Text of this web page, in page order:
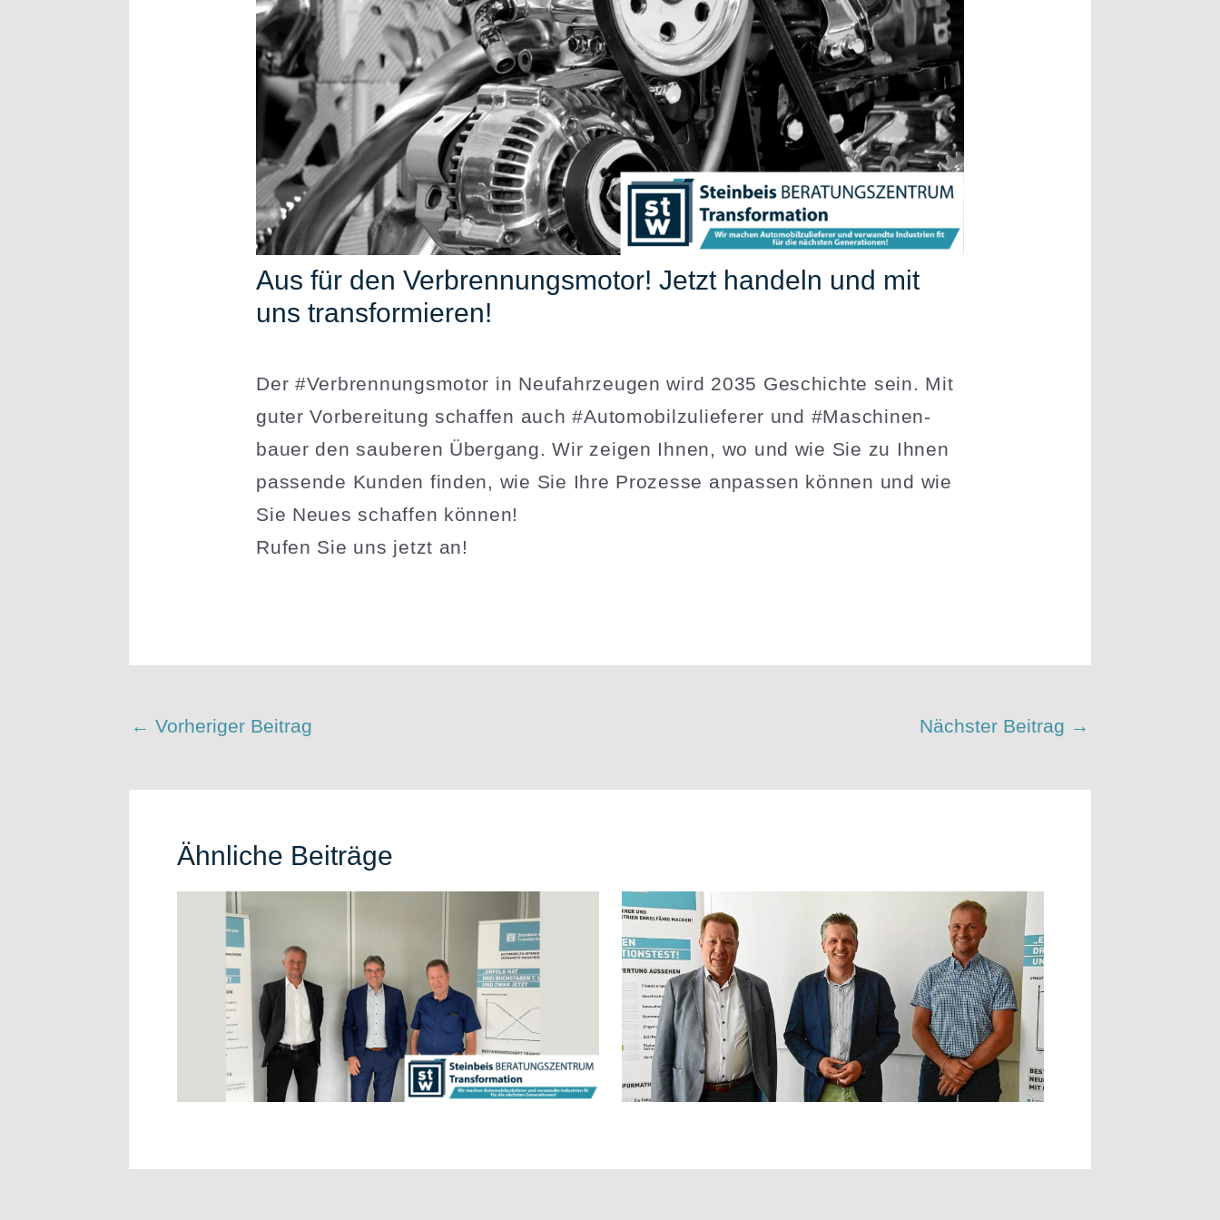
Aus für den Verbren­nungs­motor! Jetzt handeln und mit
uns transformieren!
Der #Verbren­nungs­motor in Neufahr­zeugen wird 2035 Geschichte sein. Mit
guter Vorbe­reitung schaffen auch #Automo­bil­zu­lie­ferer und #Maschi­nen­
bauer den sauberen Übergang. Wir zeigen Ihnen, wo und wie Sie zu Ihnen
passende Kunden finden, wie Sie Ihre Prozesse anpassen können und wie
Sie Neues schaffen können!
Rufen Sie uns jetzt an!
← Vorheriger Beitrag Nächster Beitrag →
Ähnliche Beiträge